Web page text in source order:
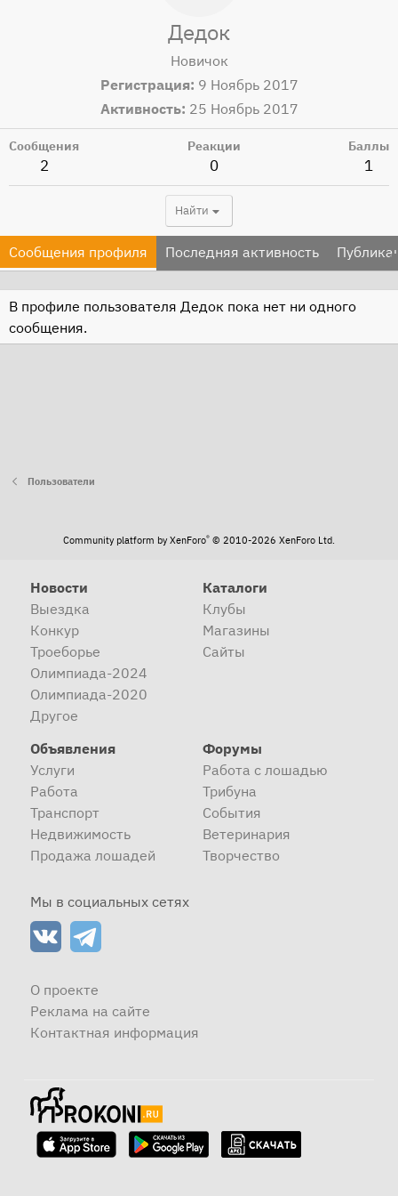
Дедок
Новичок
Регистрация 9 Ноябрь 2017
Активность 25 Ноябрь 2017
Сообщения
2
Реакции
0
Баллы
1
Найти
Сообщения профиля Последняя активность
В профиле пользователя Дедок пока нет ни одного
сообщения.
Пользователи
Community platform by XenForo® © 2010-2026 XenForo Ltd.
Новости
Выездка
Конкур
Троеборье
Олимпиада-2024
Олимпиада-2020
Другое
Каталоги
Клубы
Магазины
Сайты
Объявления
Услуги
Работа
Транспорт
Недвижимость
Продажа лошадей
Форумы
Работа с лошадью
Трибуна
События
Ветеринария
Творчество
Мы в социальных сетях
О проекте
Реклама на сайте
Контактная информация